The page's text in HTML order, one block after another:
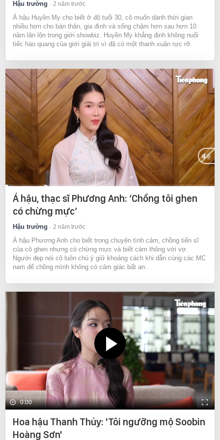
Hậu trường 2 năm trước
Á hậu Huyền My cho biết ở độ tuổi 30, cô muốn dành thời gian
nhiều hơn cho bản thân, gia đình và sống chậm hơn sau hơn 10
năm lăn lộn trong giới showbiz. Huyền My khẳng định không nuối
tiếc hào quang của giới giải trí vì đã có một thanh xuân rực rỡ.
Current
Time
0:09 Duration
13:46
Á hậu, thạc sĩ Phương Anh: ‘Chồng tôi ghen
có chừng mực’
Hậu trường 2 năm trước
Á hậu Phương Anh cho biết trong chuyện tình cảm, chồng tiến sĩ
của cô ghen nhưng có chừng mực và biết cảm thông với vợ.
Người đẹp nói cô luôn chú ý giữ khoảng cách khi dẫn cùng các MC
nam để chồng mình không có cảm giác bất an.
0:00
Hoa hậu Thanh Thủy: 'Tôi ngưỡng mộ Soobin
Hoàng Sơn'